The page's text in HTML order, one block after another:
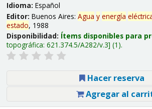
Idioma: Español
Editor: Buenos Aires: Agua y energía
estado, 1988
Disponibilidad: Ítems disponibles para
topográfica: 621.374.5/A282/v.3 (1).
Hacer reserva
Agregar al